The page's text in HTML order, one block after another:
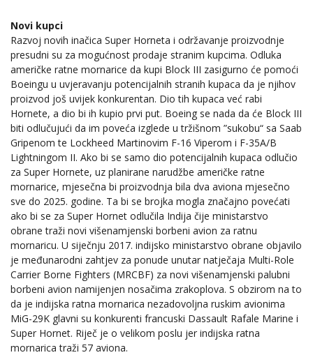
Novi kupci
Razvoj novih inačica Super Horneta i održavanje proizvodnje
presudni su za mogućnost prodaje stranim kupcima. Odluka
američke ratne mornarice da kupi Block III zasigurno će pomoći
Boeingu u uvjeravanju potencijalnih stranih kupaca da je njihov
proizvod još uvijek konkurentan. Dio tih kupaca već rabi
Hornete, a dio bi ih kupio prvi put. Boeing se nada da će Block III
biti odlučujući da im poveća izglede u tržišnom ”sukobu“ sa Saab
Gripenom te Lockheed Martinovim F-16 Viperom i F-35A/B
Lightningom II. Ako bi se samo dio potencijalnih kupaca odlučio
za Super Hornete, uz planirane narudžbe američke ratne
mornarice, mjesečna bi proizvodnja bila dva aviona mjesečno
sve do 2025. godine. Ta bi se brojka mogla značajno povećati
ako bi se za Super Hornet odlučila Indija čije ministarstvo
obrane traži novi višenamjenski borbeni avion za ratnu
mornaricu. U siječnju 2017. indijsko ministarstvo obrane objavilo
je međunarodni zahtjev za ponude unutar natječaja Multi-Role
Carrier Borne Fighters (MRCBF) za novi višenamjenski palubni
borbeni avion namijenjen nosačima zrakoplova. S obzirom na to
da je indijska ratna mornarica nezadovoljna ruskim avionima
MiG-29K glavni su konkurenti francuski Dassault Rafale Marine i
Super Hornet. Riječ je o velikom poslu jer indijska ratna
mornarica traži 57 aviona.